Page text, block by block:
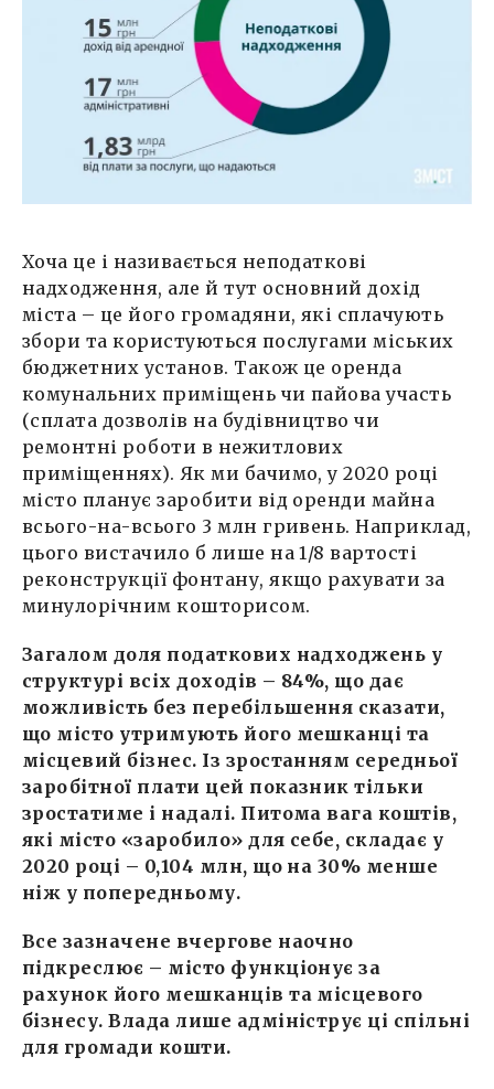
Хоча це і називається неподаткові
надходження, але й тут основний дохід
міста – це його громадяни, які сплачують
збори та користуються послугами міських
бюджетних установ. Також це оренда
комунальних приміщень чи пайова участь
(сплата дозволів на будівництво чи
ремонтні роботи в нежитлових
приміщеннях). Як ми бачимо, у 2020 році
місто планує заробити від оренди майна
всього-на-всього 3 млн гривень. Наприклад,
цього вистачило б лише на 1/8 вартості
реконструкції фонтану, якщо рахувати за
минулорічним кошторисом.
Загалом доля податкових надходжень у
структурі всіх доходів – 84%, що дає
можливість без перебільшення сказати,
що місто утримують його мешканці та
місцевий бізнес. Із зростанням середньої
заробітної плати цей показник тільки
зростатиме і надалі. Питома вага коштів,
які місто «заробило» для себе, складає у
2020 році – 0,104 млн, що на 30% менше
ніж у попередньому.
Все зазначене вчергове наочно
підкреслює – місто функціонує за
рахунок його мешканців та місцевого
бізнесу. Влада лише адмініструє ці спільні
для громади кошти.